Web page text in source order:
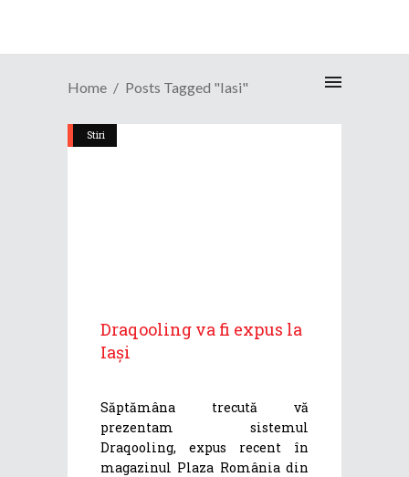
Home Posts Tagged "Iasi"
Stiri
Draqooling va fi expus la
Iași
Săptămâna trecută vă
prezentam sistemul
Draqooling, expus recent în
magazinul Plaza România din